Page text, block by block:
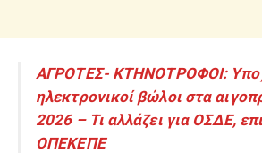
ΑΓΡΟΤΕΣ- ΚΤΗΝΟΤΡΟΦΟΙ:
ηλεκτρονικοί βώλοι στα
2026 – Τι αλλάζει για ΟΣΔΕ,
ΟΠΕΚΕΠΕ